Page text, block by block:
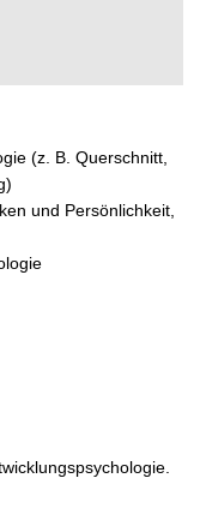
(z. B. Querschnitt,
und Persönlichkeit,